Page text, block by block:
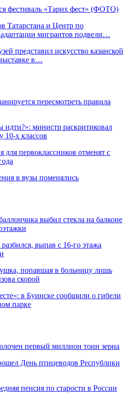
фестиваль «Тарих фест» (ФОТО)
Татарстана и Центр по
мигрантов подвели…
представил искусство казанской
в…
пересмотреть правила
идти?»: министр раскритиковал
10-х классов
для первоклассников отменят с
в вузы поменялись
выбил стекла на балконе
выпав с 16-го этажа
попавшая в больницу лишь
скорой
в Буинске сообщили о гибели
парке
первый миллион тонн зерна
День птицеводов Республики
пенсия по старости в России